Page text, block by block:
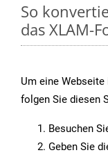
So
das XLAM-
Um eine
folgen Sie diesen
Besuchen
Geben Sie